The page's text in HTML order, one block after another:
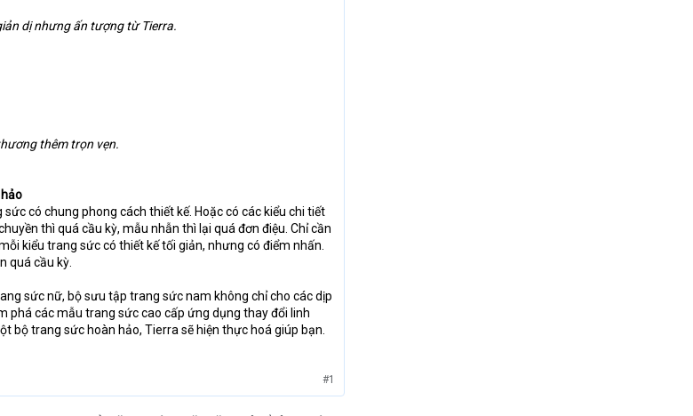
dị nhưng ấn tượng từ Tierra.
thêm trọn vẹn.
có chung phong cách thiết kế. Hoặc có các kiểu chi tiết
thì quá cầu kỳ, mẫu nhẫn thì lại quá đơn điệu. Chỉ cần
kiểu trang sức có thiết kế tối giản, nhưng có điểm nhấn.
quá cầu kỳ.
sức nữ, bộ sưu tập trang sức nam không chỉ cho các dịp
phá các mẫu trang sức cao cấp ứng dụng thay đổi linh
bộ trang sức hoàn hảo, Tierra sẽ hiện thực hoá giúp bạn.
#1